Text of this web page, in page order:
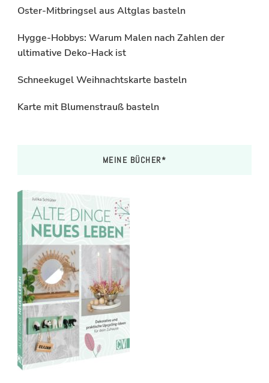
Oster-Mitbringsel aus Altglas basteln
Hygge-Hobbys: Warum Malen nach Zahlen der
ultimative Deko-Hack ist
Schneekugel Weihnachtskarte basteln
Karte mit Blumenstrauß basteln
MEINE BÜCHER*